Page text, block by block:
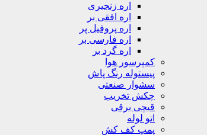
اره زنجیری
اره افقی بر
اره پروفیل پر
اره فارسی بر
اره گرد بر
کمپرسور هوا
پیستوله رنگ پاش
سشوار صنعتی
چکش تخریب
قیچی برقی
اتو لوله
پمپ کف کش